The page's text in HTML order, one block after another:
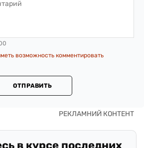
возможность комментировать
ОТПРАВИТЬ